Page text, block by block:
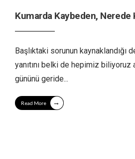
Kumarda Kaybeden, Nerede
Başlıktaki sorunun kaynaklandığı
yanıtını belki de hepimiz
gününü geride...
Read More →